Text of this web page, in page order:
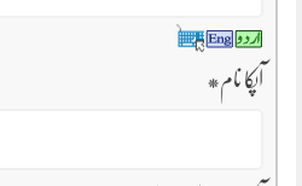
آپکا نام*